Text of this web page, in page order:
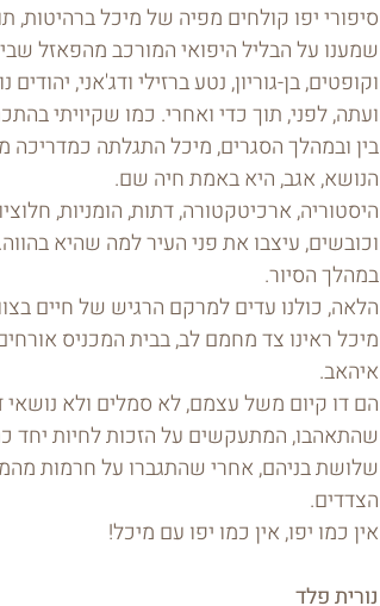
סיפורי יפו קולחים מפיה של מיכל ברהיטות,
שמענו על הבליל היפואי המורכב מהפאזל
וקופטים, בן-גוריון, נטע ברזילי ודג'אני,
ועתה, לפני, תוך כדי ואחרי. כמו שקיויתי
בין ובמהלך הסגרים, מיכל התגלתה
הנושא, אגב, היא באמת חיה שם.
היסטוריה, ארכיטקטורה, דתות, הומניות,
וכובשים, עיצבו את פני העיר למה שהיא
במהלך הסיור.
הלאה, כולנו עדים למרקם הרגיש של חיים
מיכל ראינו צד מחמם לב, בבית המכניס
איהאב.
הם דו קיום משל עצמם, לא סמלים ולא נושאי
שהתאהבו, המתעקשים על הזכות לחיות
שלושת בניהם, אחרי שהתגברו על חרמות
הצדדים.
אין כמו יפו, אין כמו יפו עם מיכל!
נורית פלד